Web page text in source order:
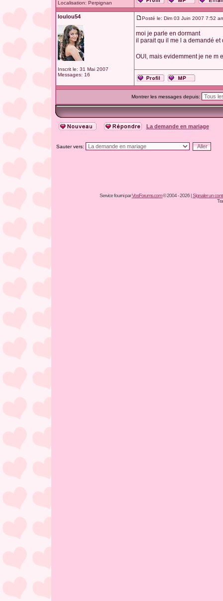
Localisation: Perpignan
loulou54
Inscrit le: 31 Mai 2007
Messages: 16
Posté le: Dim 03 Juin 2007 7:52
moi je parle en dormant
il parait qu il me l a demandé et
OUI, mais evidemment je ne m
Montrer les messages depuis:
La demande en mariage
Sauter vers:
Service fourni parVosForums.com© 2004 - 2026 |Signaler un